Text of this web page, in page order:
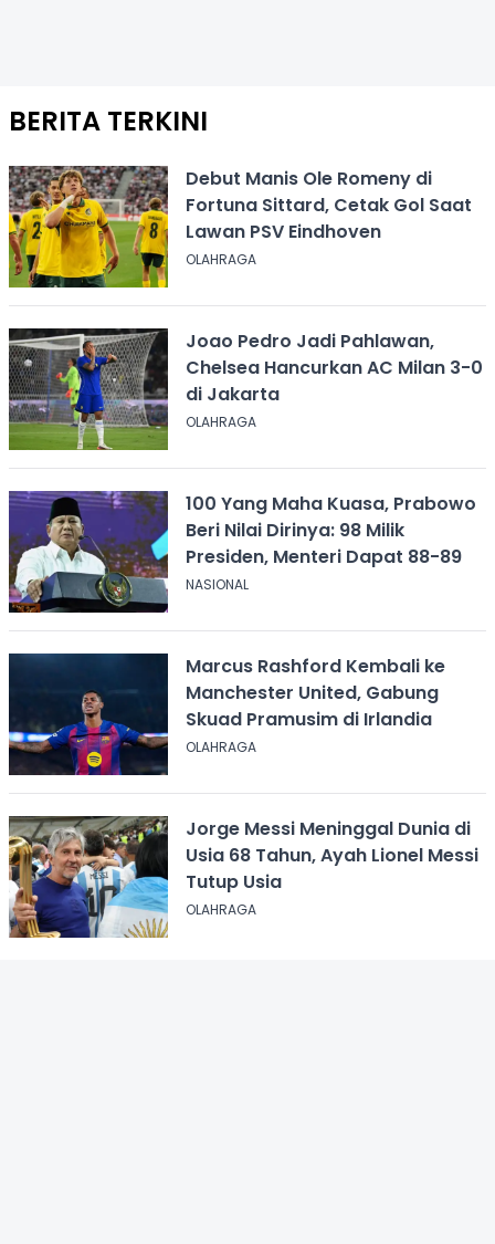
BERITA TERKINI
Debut Manis Ole Romeny di
Fortuna Sittard, Cetak Gol Saat
Lawan PSV Eindhoven
OLAHRAGA
Joao Pedro Jadi Pahlawan,
Chelsea Hancurkan AC Milan 3-0
di Jakarta
OLAHRAGA
100 Yang Maha Kuasa, Prabowo
Beri Nilai Dirinya: 98 Milik
Presiden, Menteri Dapat 88-89
NASIONAL
Marcus Rashford Kembali ke
Manchester United, Gabung
Skuad Pramusim di Irlandia
OLAHRAGA
Jorge Messi Meninggal Dunia di
Usia 68 Tahun, Ayah Lionel Messi
Tutup Usia
OLAHRAGA